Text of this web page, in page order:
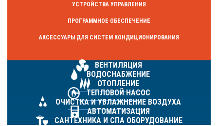
УСТРОЙСТВА УПРАВЛЕНИЯ
ПРОГРАММНОЕ ОБЕСПЕЧЕНИЕ
АКСЕССУАРЫ ДЛЯ СИСТЕМ КОНДИЦИОНИРОВАНИЯ
ВЕНТИЛЯЦИЯ
ВОДОСНАБЖЕНИЕ
ОТОПЛЕНИЕ
ТЕПЛОВОЙ НАСОС
ОЧИСТКА И УВЛАЖНЕНИЕ ВОЗДУХА
АВТОМАТИЗАЦИЯ
САНТЕХНИКА И СПА ОБОРУДОВАНИЕ